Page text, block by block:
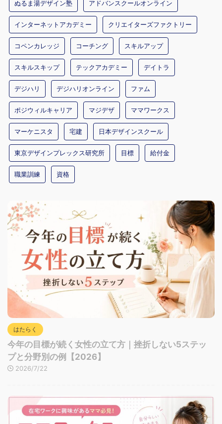
ぬるま湯デザイン塾 アドバンスクールオンライン
インターネットアカデミー クリエイターズファクトリー
コペンカレッジ コーチング スキルアップ
スキルスキップ テックアカデミー デイトラ
デジハリ デジハリオンライン ファム
ポジウィルキャリア マジデザ ママワークス
マーケニスタ 宅建 日本デザインスクール
東京デザインプレックス研究所 目標 給付金
職業訓練 資格
はたらく
今年の目標が続く女性の立て方｜挫折しない5ステッ
プと分野別の例【2026】
2026/7/22